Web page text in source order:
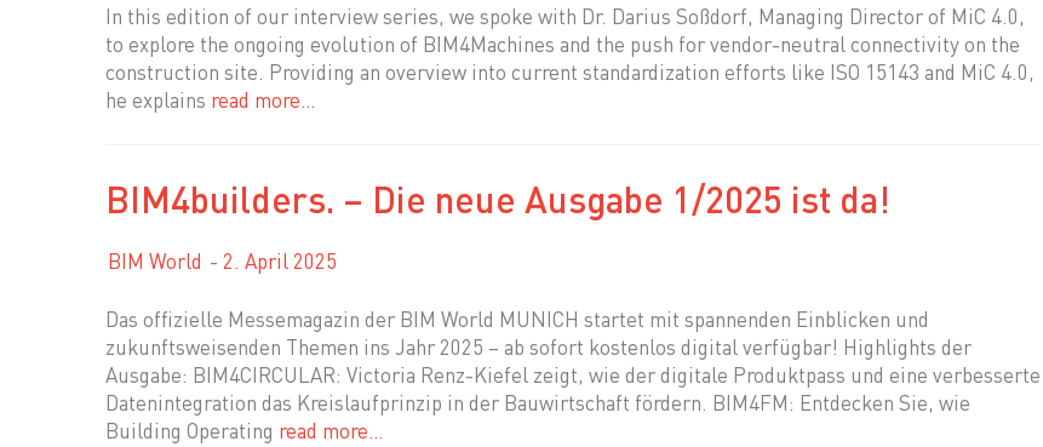
In this edition of our interview series, we spoke with Dr. Darius Soßdorf, Managing Director of MiC 4.0,
to explore the ongoing evolution of BIM4Machines and the push for vendor-neutral connectivity on the
construction site. Providing an overview into current standardization efforts like ISO 15143 and MiC 4.0,
he explains read more…
BIM4builders. – Die neue Ausgabe 1/2025 ist da!
BIM World 2. April 2025
Das offizielle Messemagazin der BIM World MUNICH startet mit spannenden Einblicken und
zukunftsweisenden Themen ins Jahr 2025 – ab sofort kostenlos digital verfügbar! Highlights der
Ausgabe: BIM4CIRCULAR: Victoria Renz-Kiefel zeigt, wie der digitale Produktpass und eine verbesserte
Datenintegration das Kreislaufprinzip in der Bauwirtschaft fördern. BIM4FM: Entdecken Sie, wie
Building Operating read more…